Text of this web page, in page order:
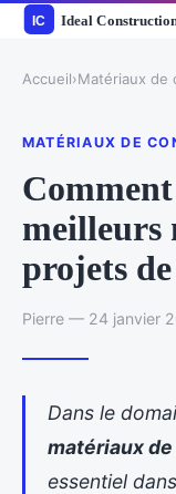
Accueil›Matériaux de
MATÉRIAUX DE
meilleurs
projets
Pierre — 24 janvier
Dans le
matériaux
essentiel